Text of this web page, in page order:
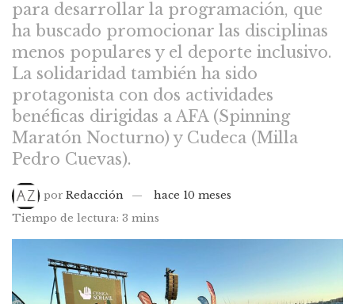
para desarrollar la programación, que
ha buscado promocionar las disciplinas
menos populares y el deporte inclusivo.
La solidaridad también ha sido
protagonista con dos actividades
benéficas dirigidas a AFA (Spinning
Maratón Nocturno) y Cudeca (Milla
Pedro Cuevas).
por Redacción
hace 10 meses
Tiempo de lectura: 3 mins